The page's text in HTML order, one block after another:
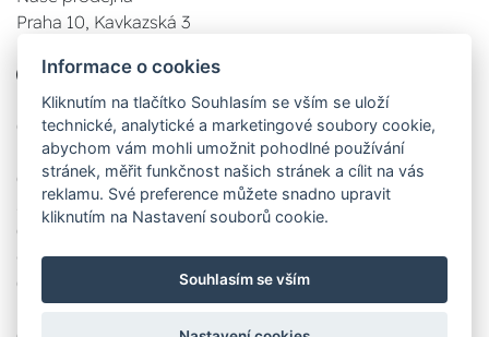
Praha 10, Kavkazská 3
777 780 841
08:00 - 17:00
08:00 - 17:00
08:00 - 17:00
Čt:
08:00 - 17:00
Informace o cookies
Kliknutím na tlačítko Souhlasím se vším se uloží
technické, analytické a marketingové soubory cookie,
abychom vám mohli umožnit pohodlné používání
stránek, měřit funkčnost našich stránek a cílit na vás
reklamu. Své preference můžete snadno upravit
kliknutím na Nastavení souborů cookie.
Souhlasím se vším